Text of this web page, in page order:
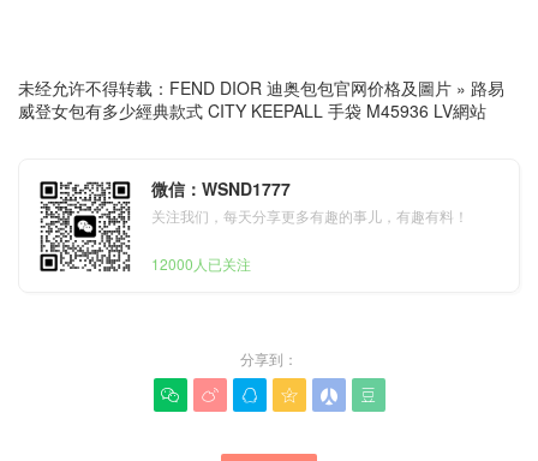
未经允许不得转载： FEND DIOR 迪奥包包官网价格及圖片 » 路易
威登女包有多少經典款式 CITY KEEPALL 手袋 M45936 LV網站
微信：WSND1777
关注我们，每天分享更多有趣的事儿，有趣有料！
12000人已关注
分享到：
     